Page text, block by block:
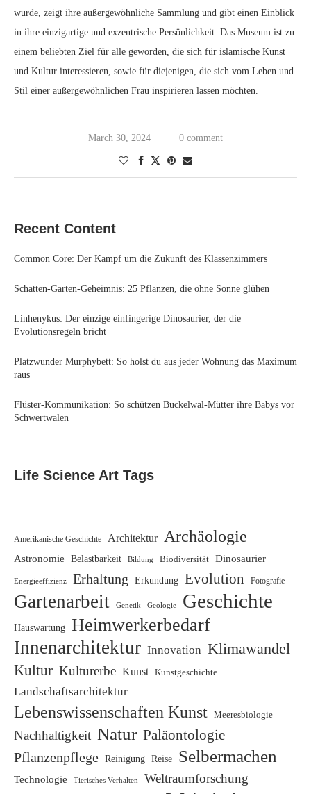
wurde, zeigt ihre außergewöhnliche Sammlung und gibt einen Einblick
in ihre einzigartige und exzentrische Persönlichkeit. Das Museum ist zu
einem beliebten Ziel für alle geworden, die sich für islamische Kunst
und Kultur interessieren, sowie für diejenigen, die sich vom Leben und
Stil einer außergewöhnlichen Frau inspirieren lassen möchten.
March 30, 2024 0 comment
Recent Content
Common Core: Der Kampf um die Zukunft des Klassenzimmers
Schatten-Garten-Geheimnis: 25 Pflanzen, die ohne Sonne glühen
Linhenykus: Der einzige einfingerige Dinosaurier, der die
Evolutionsregeln bricht
Platzwunder Murphybett: So holst du aus jeder Wohnung das Maximum
raus
Flüster-Kommunikation: So schützen Buckelwal-Mütter ihre Babys vor
Schwertwalen
Life Science Art Tags
Amerikanische Geschichte Architektur Archäologie
Astronomie Belastbarkeit Bildung Biodiversität Dinosaurier
Energieeffizienz Erhaltung Erkundung Evolution Fotografie
Gartenarbeit Genetik Geologie Geschichte
Hauswartung Heimwerkerbedarf
Innenarchitektur Innovation Klimawandel
Kultur Kulturerbe Kunst Kunstgeschichte
Landschaftsarchitektur
Lebenswissenschaften Kunst Meeresbiologie
Nachhaltigkeit Natur Paläontologie
Pflanzenpflege Reinigung Reise Selbermachen
Technologie Tierisches Verhalten Weltraumforschung